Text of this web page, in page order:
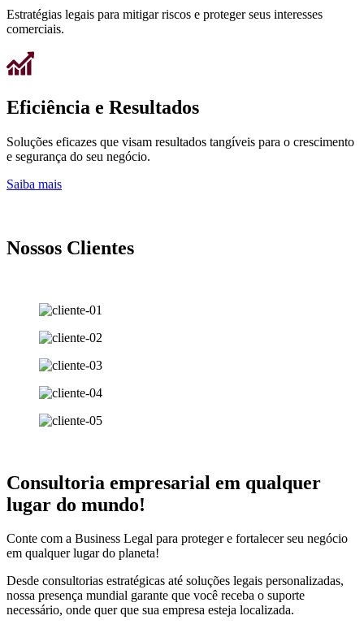
Estratégias legais para mitigar riscos e proteger seus interesses
comerciais.
Eficiência e Resultados
Soluções eficazes que visam resultados tangíveis para o crescimento
e segurança do seu negócio.
Saiba mais
Nossos Clientes
Consultoria empresarial em qualquer
lugar do mundo!
Conte com a Business Legal para proteger e fortalecer seu negócio
em qualquer lugar do planeta!
Desde consultorias estratégicas até soluções legais personalizadas,
nossa presença mundial garante que você receba o suporte
necessário, onde quer que sua empresa esteja localizada.